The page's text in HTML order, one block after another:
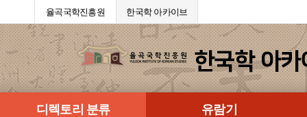
율곡국학진흥원 한국학 아카이브
디렉토리 분류 유람기